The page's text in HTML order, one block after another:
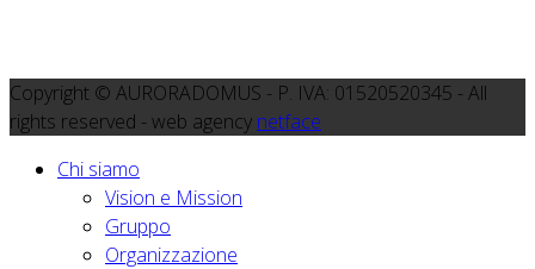
Copyright © AURORADOMUS - P. IVA: 01520520345 - All
rights reserved - web agency netface
Chi siamo
Vision e Mission
Gruppo
Organizzazione